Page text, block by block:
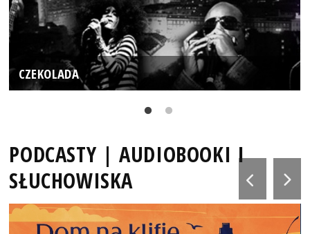
CZEKOLADA
PODCASTY | AUDIOBOOKI I
SŁUCHOWISKA